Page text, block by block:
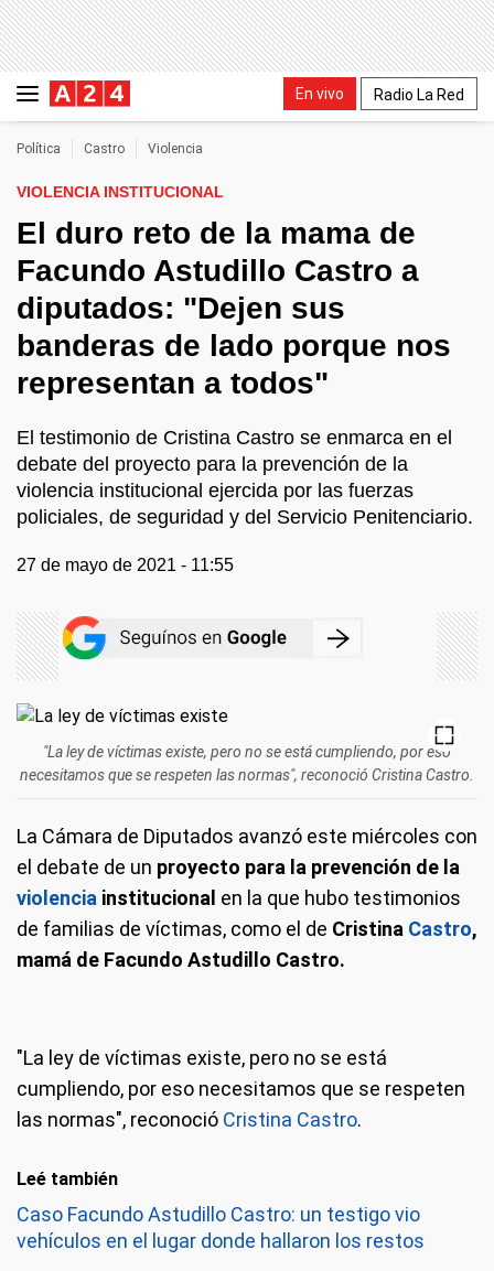
En vivo Radio La Red
Política Castro Violencia
VIOLENCIA INSTITUCIONAL
El duro reto de la mama de
Facundo Astudillo Castro a
diputados: "Dejen sus
banderas de lado porque nos
representan a todos"
El testimonio de Cristina Castro se enmarca en el
debate del proyecto para la prevención de la
violencia institucional ejercida por las fuerzas
policiales, de seguridad y del Servicio Penitenciario.
27 de mayo de 2021 - 11:55
"La ley de víctimas existe, pero no se está cumpliendo, por eso
necesitamos que se respeten las normas", reconoció Cristina Castro.
La Cámara de Diputados avanzó este miércoles con
el debate de un proyecto para la prevención de la
violencia institucional en la que hubo testimonios
de familias de víctimas, como el de Cristina Castro,
mamá de Facundo Astudillo Castro.
"La ley de víctimas existe, pero no se está
cumpliendo, por eso necesitamos que se respeten
las normas", reconoció Cristina Castro.
Leé también
Caso Facundo Astudillo Castro: un testigo vio
vehículos en el lugar donde hallaron los restos